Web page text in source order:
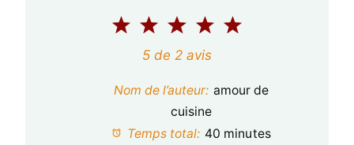
5
t
4
t
3
é
t
o
2
é
t
1
t
5de 2 avis
Nom de l’auteur: amour de
cuisine
Temps total: 40 minutes